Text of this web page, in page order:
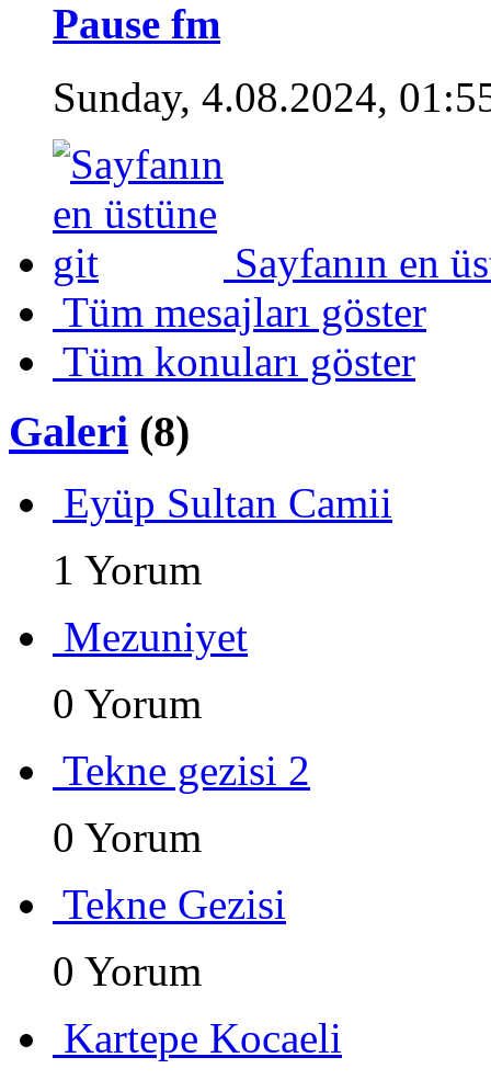
Pause fm
Sunday, 4.08.2024,
Sayfanın en
Tüm mesajları göster
Tüm konuları göster
Galeri (8)
Eyüp Sultan Camii
1 Yorum
Mezuniyet
0 Yorum
Tekne gezisi 2
0 Yorum
Tekne Gezisi
0 Yorum
Kartepe Kocaeli